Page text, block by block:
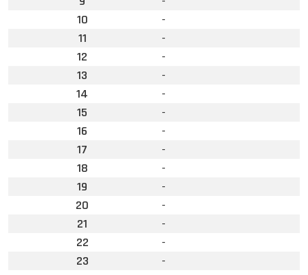
10
-
11
-
12
-
13
-
14
-
15
-
16
-
17
-
18
-
19
-
20
-
21
-
22
-
23
-